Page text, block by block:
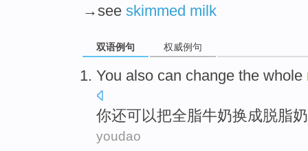
→see skimmed milk
双语例句 权威例句
You also can change the whole
你还可以把全脂牛奶换成脱脂奶
youdao